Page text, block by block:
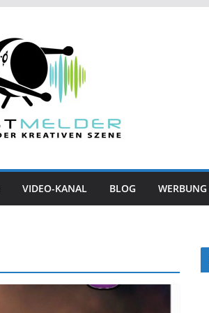
VIDEO-KANAL BLOG WERBUNG